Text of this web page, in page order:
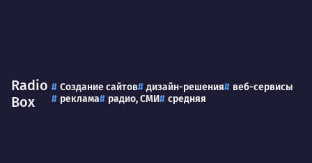
Radio
Box
Создание сайтов дизайн-решения
веб-сервисы
реклама
радио, СМИ средняя